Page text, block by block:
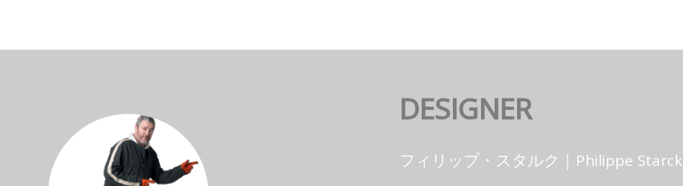
DESIGNER
フィリップ・スタルク｜Philippe Starck